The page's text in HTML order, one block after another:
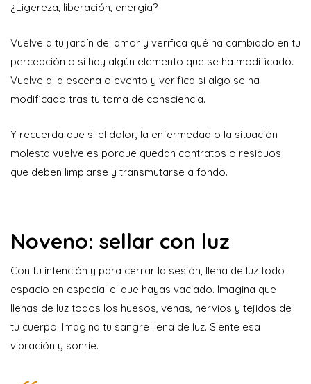
¿Ligereza, liberación, energía?
Vuelve a tu jardín del amor y verifica qué ha cambiado en tu
percepción o si hay algún elemento que se ha modificado.
Vuelve a la escena o evento y verifica si algo se ha
modificado tras tu toma de consciencia.
Y recuerda que si el dolor, la enfermedad o la situación
molesta vuelve es porque quedan contratos o residuos
que deben limpiarse y transmutarse a fondo.
Noveno: sellar con luz
Con tu intención y para cerrar la sesión, llena de luz todo
espacio en especial el que hayas vaciado. Imagina que
llenas de luz todos los huesos, venas, nervios y tejidos de
tu cuerpo. Imagina tu sangre llena de luz. Siente esa
vibración y sonríe.